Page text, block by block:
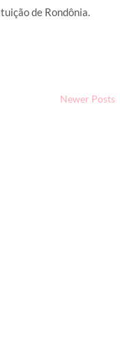
de Rondônia.
Newer Posts